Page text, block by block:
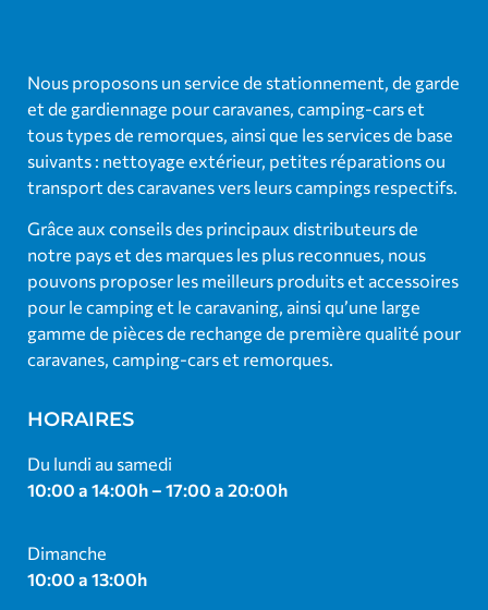
Nous proposons un service de stationnement, de garde
et de gardiennage pour caravanes, camping-cars et
tous types de remorques, ainsi que les services de base
suivants : nettoyage extérieur, petites réparations ou
transport des caravanes vers leurs campings respectifs.
Grâce aux conseils des principaux distributeurs de
notre pays et des marques les plus reconnues, nous
pouvons proposer les meilleurs produits et accessoires
pour le camping et le caravaning, ainsi qu’une large
gamme de pièces de rechange de première qualité pour
caravanes, camping-cars et remorques.
HORAIRES
Du lundi au samedi
10:00 a 14:00h – 17:00 a 20:00h
Dimanche
10:00 a 13:00h